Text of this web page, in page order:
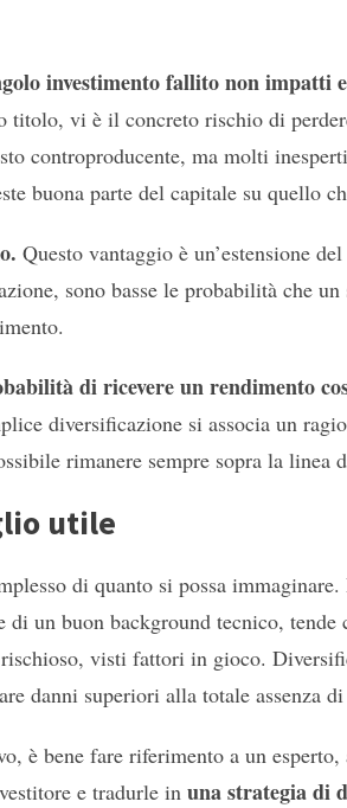
investimento fallito non impatti
titolo, vi è il concreto rischio di
controproducente, ma molti
buona parte del capitale su quello
Questo vantaggio è un’estensione
sono basse le probabilità che
di ricevere un rendimento
diversificazione si associa un
rimanere sempre sopra la linea
utile
di quanto si possa
di un buon background tecnico, tende
visti fattori in gioco.
danni superiori alla totale assenza
è bene fare riferimento a un
e tradurle in una strategia di